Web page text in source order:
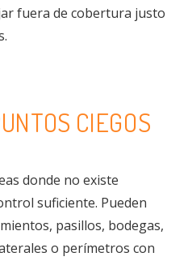
fuera de cobertura justo
CIEGOS
donde no existe
suficiente. Pueden
pasillos, bodegas,
o perímetros con